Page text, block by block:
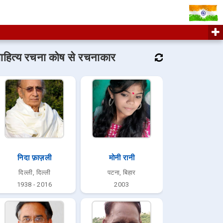
रचना कोष से रचनाकार
निदा फ़ाज़ली
दिल्ली, दिल्ली
1938 - 2016
मोनी रानी
पटना, बिहार
2003